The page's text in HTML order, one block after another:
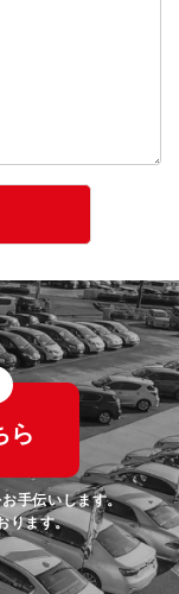
ら
手伝いします。
ります。